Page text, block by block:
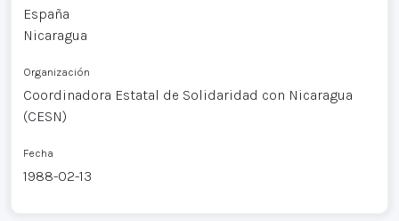
España
Nicaragua
Organización
Coordinadora Estatal de Solidaridad con Nicaragua
(CESN)
Fecha
1988-02-13